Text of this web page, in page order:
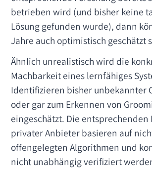
betrieben wird (und bisher keine
Lösung gefunden wurde), dann
Jahre auch optimistisch geschätzt
Ähnlich unrealistisch wird die
Machbarkeit eines lernfähiges
Identifizieren bisher unbekannter
oder gar zum Erkennen von
eingeschätzt. Die entsprechenden
privater Anbieter basieren auf
offengelegten Algorithmen und
nicht unabhängig verifiziert